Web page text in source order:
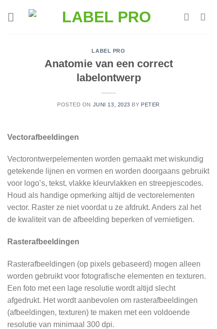
LABEL PRO
Anatomie van een correct
labelontwerp
POSTED ON JUNI 13, 2023 BY PETER
Vectorafbeeldingen
Vectorontwerpelementen worden gemaakt met wiskundig
getekende lijnen en vormen en worden doorgaans gebruikt
voor logo’s, tekst, vlakke kleurvlakken en streepjescodes.
Houd als handige opmerking altijd de vectorelementen
vector. Raster ze niet voordat u ze afdrukt. Anders zal het
de kwaliteit van de afbeelding beperken of vernietigen.
Rasterafbeeldingen
Rasterafbeeldingen (op pixels gebaseerd) mogen alleen
worden gebruikt voor fotografische elementen en texturen.
Een foto met een lage resolutie wordt altijd slecht
afgedrukt. Het wordt aanbevolen om rasterafbeeldingen
(afbeeldingen, texturen) te maken met een voldoende
resolutie van minimaal 300 dpi.